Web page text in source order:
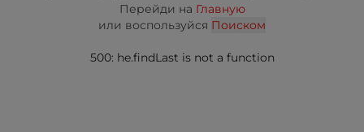
Перейди на Главную
или воспользуйся Поиском
500: he.findLast is not a function